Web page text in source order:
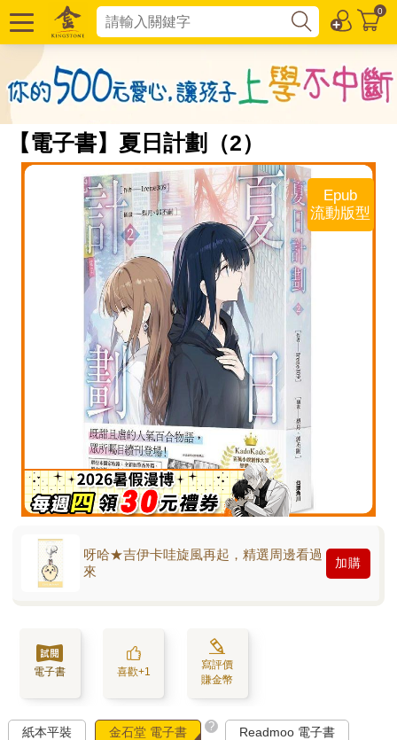
0
【電子書】夏日計劃（2）
Epub
流動版型
呀哈★吉伊卡哇旋風再起，精選周邊看過
來
加購
電子書 喜歡+1
寫評價
賺金幣
紙本平裝 金石堂 電子書 ? Readmoo 電子書